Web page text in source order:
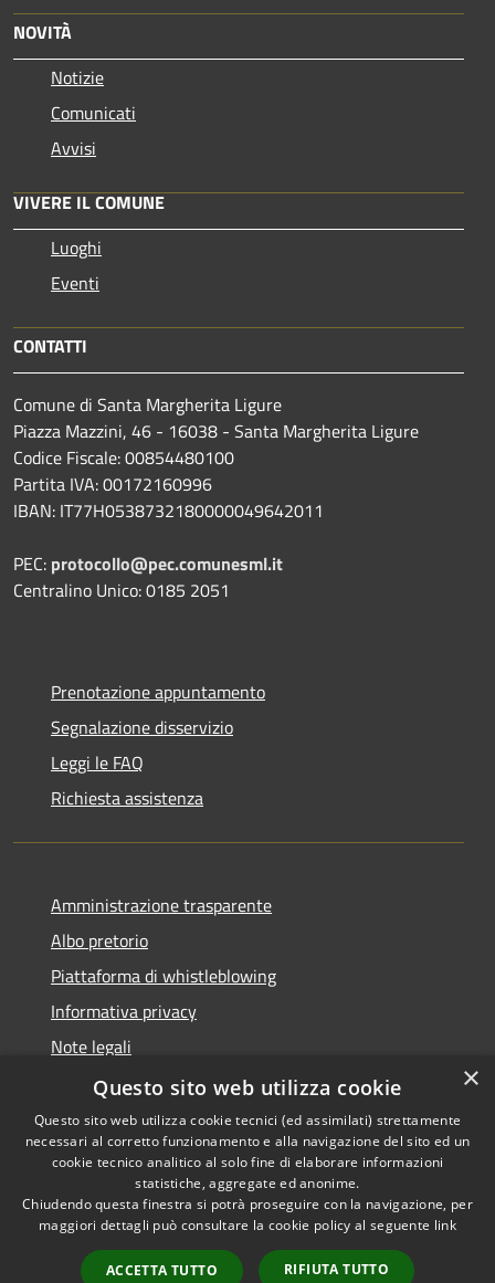
NOVITÀ
Notizie
Comunicati
Avvisi
VIVERE IL COMUNE
Luoghi
Eventi
CONTATTI
Comune di Santa Margherita Ligure
Piazza Mazzini, 46 - 16038 - Santa Margherita Ligure
Codice Fiscale: 00854480100
Partita IVA: 00172160996
IBAN: IT77H0538732180000049642011
PEC: protocollo@pec.comunesml.it
Centralino Unico: 0185 2051
Prenotazione appuntamento
Segnalazione disservizio
Leggi le FAQ
Richiesta assistenza
Amministrazione trasparente
Albo pretorio
Piattaforma di whistleblowing
Informativa privacy
Note legali
Dichiarazione di accessibilità
RSS
Accessibilità
© 2022 • Comune di Santa
Margherita Ligure •
Powered by
Municipium• Accesso
×
Questo sito web utilizza cookie
Questo sito web utilizza cookie tecnici (ed assimilati) strettamente
necessari al corretto funzionamento e alla navigazione del sito ed un
cookie tecnico analitico al solo fine di elaborare informazioni
statistiche, aggregate ed anonime.
Chiudendo questa finestra si potrà proseguire con la navigazione, per
maggiori dettagli può consultare la cookie policy al seguente link
ACCETTA TUTTO RIFIUTA TUTTO